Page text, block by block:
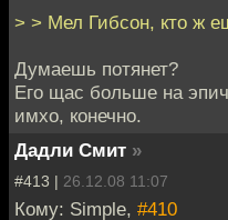
> > Мел Гибсон, кто ж
Думаешь потянет?
Его щас больше на
имхо, конечно.
Дадли Смит »
#413 | 26.12.08 11:07
Кому: Simple, #410